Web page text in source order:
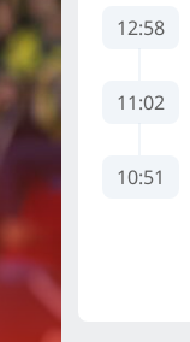
12:58
11:02
10:51